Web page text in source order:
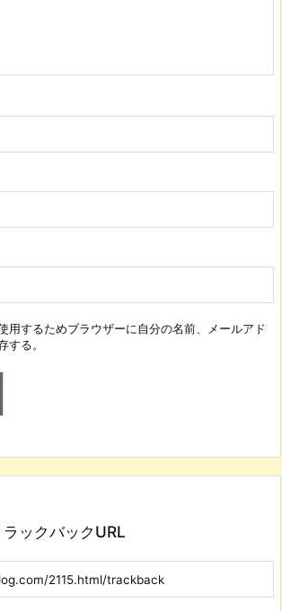
用するためブラウザーに自分の名前、メールアド
する。
ックバックURL